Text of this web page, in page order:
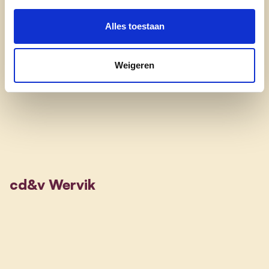
Alles toestaan
Weigeren
onderhouden zien én uitbouwen als een groene
hub waar deelauto’s en deelfietsen klaar staan.
De veiligheid aan het station en ook aan de
fietsenstalling moet omhoog
cd&v Wervik